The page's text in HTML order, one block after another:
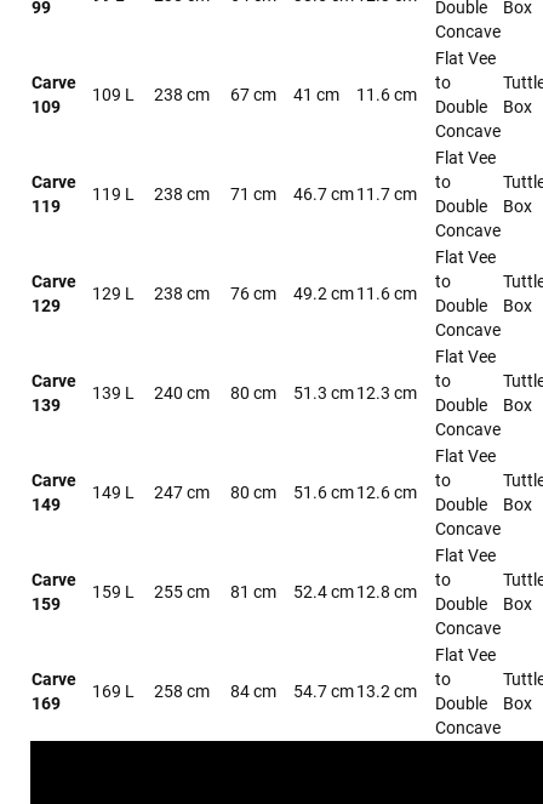
99
Double
Concave
Box
Carve
109
109 L 238 cm 67 cm 41 cm 11.6 cm
Flat Vee
to
Double
Concave
Box
Carve
119
119 L 238 cm 71 cm 46.7 cm11.7 cm
Flat Vee
to
Double
Concave
Box
Carve
129
129 L 238 cm 76 cm 49.2 cm11.6 cm
Flat Vee
to
Double
Concave
Box
Carve
139
139 L 240 cm 80 cm 51.3 cm12.3 cm
Flat Vee
to
Double
Concave
Box
Carve
149
149 L 247 cm 80 cm 51.6 cm12.6 cm
Flat Vee
to
Double
Concave
Box
Carve
159
159 L 255 cm 81 cm 52.4 cm12.8 cm
Flat Vee
to
Double
Concave
Box
Carve
169
169 L 258 cm 84 cm 54.7 cm13.2 cm
Flat Vee
to
Double
Concave
Box